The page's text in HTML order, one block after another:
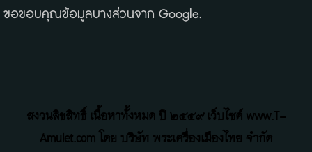
ขอขอบคุณข้อมูลบางส่วนจาก Google.
สงวนลิขสิทธิ์ เนื้อหาทั้งหมด ปี ๒๕๕๙ เว็บไซค์ www.T-
Amulet.com โดย บริษัท พระเครื่องเมืองไทย จำกัด